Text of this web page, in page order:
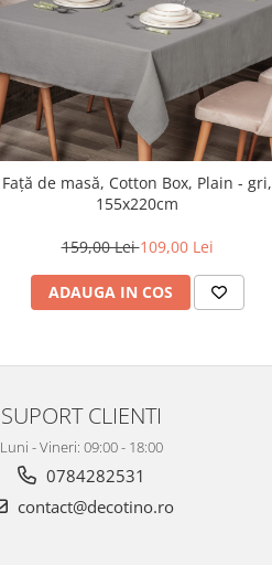
Față de masă, Cotton Box, Plain - gri,
155x220cm
159,00 Lei109,00 Lei
ADAUGA IN COS
SUPORT CLIENTI
Luni - Vineri: 09:00 - 18:00
0784282531
contact@decotino.ro